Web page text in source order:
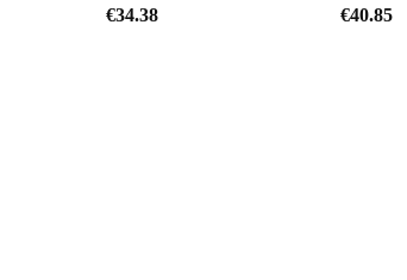
€34.38 €40.85